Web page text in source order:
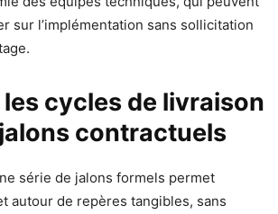
sur l’implémentation sans sollicitation
cycles de livraison
contractuels
série de jalons formels permet
autour de repères tangibles, sans